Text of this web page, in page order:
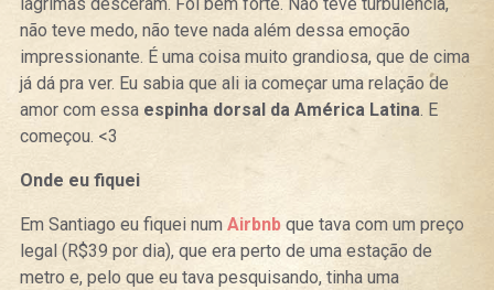
não teve medo, não teve nada além dessa emoção
impressionante. É uma coisa muito grandiosa, que de cima
já dá pra ver. Eu sabia que ali ia começar uma relação de
amor com essa espinha dorsal da América Latina. E
começou. <3
Onde eu fiquei
Em Santiago eu fiquei num Airbnbque tava com um preço
legal (R$39 por dia), que era perto de uma estação de
metro e, pelo que eu tava pesquisando, tinha uma